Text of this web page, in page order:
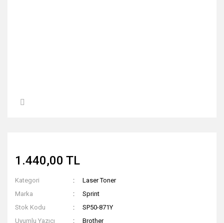
1.440,00 TL
Kategori
Laser Toner
Marka
Sprint
Stok Kodu
SP50-871Y
Uyumlu Yazıcı
Brother